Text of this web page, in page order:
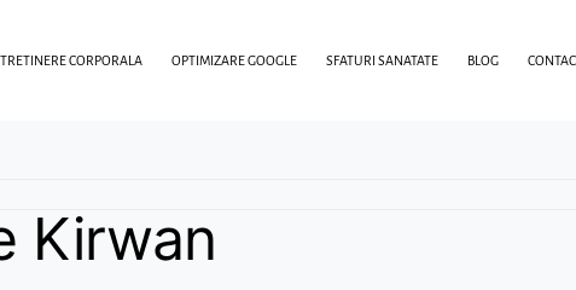
CORPORALA OPTIMIZARE GOOGLE SFATURI SANATATE BLOG
Kirwan